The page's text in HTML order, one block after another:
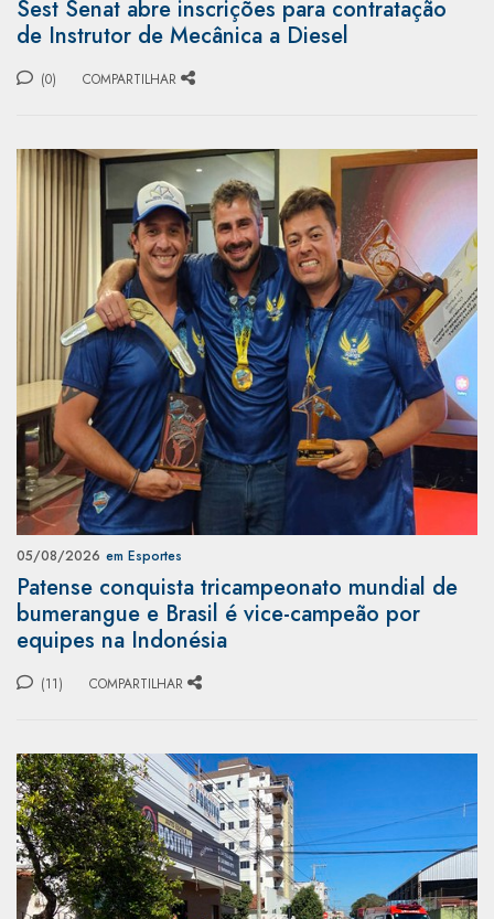
Sest Senat abre inscrições para contratação
de Instrutor de Mecânica a Diesel
(0) COMPARTILHAR
05/08/2026 em Esportes
Patense conquista tricampeonato mundial de
bumerangue e Brasil é vice-campeão por
equipes na Indonésia
(11) COMPARTILHAR